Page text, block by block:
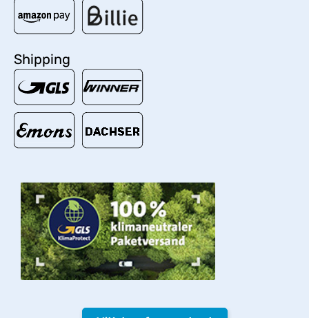
Shipping